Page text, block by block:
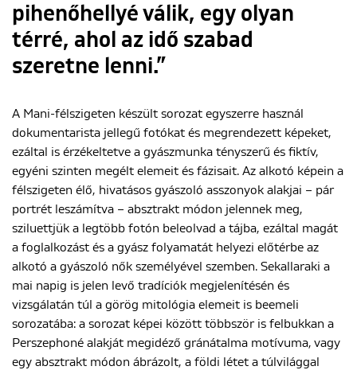
pihenőhellyé válik, egy olyan
térré, ahol az idő szabad
szeretne lenni.”
A Mani-félszigeten készült sorozat egyszerre használ
dokumentarista jellegű fotókat és megrendezett képeket,
ezáltal is érzékeltetve a gyászmunka tényszerű és fiktív,
egyéni szinten megélt elemeit és fázisait. Az alkotó képein a
félszigeten élő, hivatásos gyászoló asszonyok alakjai – pár
portrét leszámítva – absztrakt módon jelennek meg,
sziluettjük a legtöbb fotón beleolvad a tájba, ezáltal magát
a foglalkozást és a gyász folyamatát helyezi előtérbe az
alkotó a gyászoló nők személyével szemben. Sekallaraki a
mai napig is jelen levő tradíciók megjelenítésén és
vizsgálatán túl a görög mitológia elemeit is beemeli
sorozatába: a sorozat képei között többször is felbukkan a
Perszephoné alakját megidéző gránátalma motívuma, vagy
egy absztrakt módon ábrázolt, a földi létet a túlvilággal